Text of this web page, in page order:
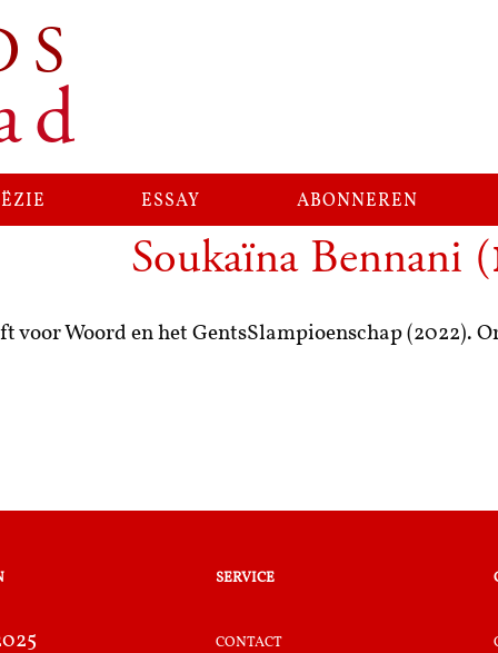
essay abonneren
Soukaïna Bennani (
voor Woord en het GentsSlampioenschap (2022).
service
contact